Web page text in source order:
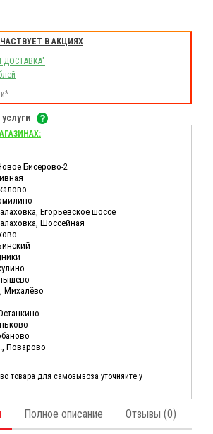
В АКЦИЯХ
ДОСТАВКА"
Бисерово-2
Егорьевское шоссе
Шоссейная
Михалёво
Поварово
товара для самовывоза уточняйте у
Полное описание Отзывы (0)